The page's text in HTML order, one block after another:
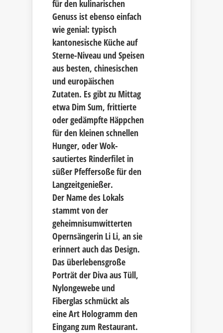
für den kulinarischen
Genuss ist ebenso einfach
wie genial: typisch
kantonesische Küche auf
Sterne-Niveau und Speisen
aus besten, chinesischen
und europäischen
Zutaten. Es gibt zu Mittag
etwa Dim Sum, frittierte
oder gedämpfte Häppchen
für den kleinen schnellen
Hunger, oder Wok-
sautiertes Rinderfilet in
süßer Pfeffersoße für den
Langzeitgenießer.
Der Name des Lokals
stammt von der
geheimnisumwitterten
Opernsängerin Li Li, an sie
erinnert auch das Design.
Das überlebensgroße
Porträt der Diva aus Tüll,
Nylongewebe und
Fiberglas schmückt als
eine Art Hologramm den
Eingang zum Restaurant.